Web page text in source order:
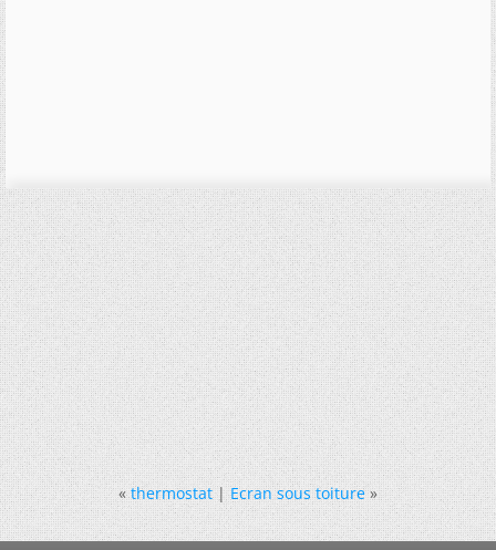
« thermostat|Ecran sous toiture »